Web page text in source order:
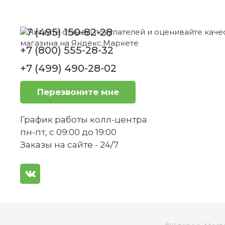
Нет в наличии
Как ухаживать за кофейником, чтобы
Как долго обычно доставляется заказ?
Есть ли гарантия на этот кофейник?
+7 (495) 150-82-28
+7 (800) 555-28-32
+7 (499) 490-28-02
Перезвоните мне
График работы колл-центра
пн-пт, с 09:00 до 19:00
Заказы на сайте - 24/7